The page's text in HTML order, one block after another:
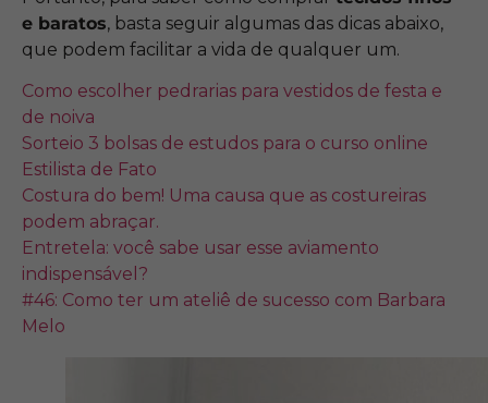
e baratos, basta seguir algumas das dicas abaixo,
que podem facilitar a vida de qualquer um.
Como escolher pedrarias para vestidos de festa e
de noiva
Sorteio 3 bolsas de estudos para o curso online
Estilista de Fato
Costura do bem! Uma causa que as costureiras
podem abraçar.
Entretela: você sabe usar esse aviamento
indispensável?
#46: Como ter um ateliê de sucesso com Barbara
Melo